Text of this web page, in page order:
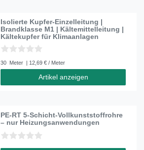
Isolierte Kupfer-Einzelleitung |
Brandklasse M1 | Kältemittelleitung |
Kältekupfer für Klimaanlagen
30 Meter | 12,69 € / Meter
Artikel anzeigen
PE-RT 5-Schicht-Vollkunststoffrohre
– nur Heizungsanwendungen